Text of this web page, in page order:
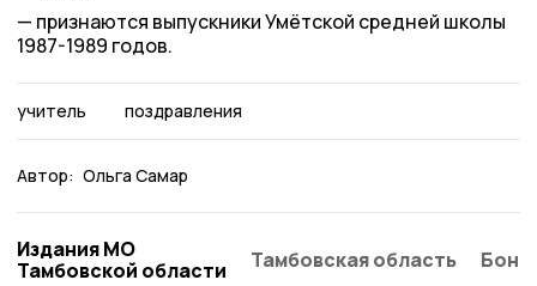
признаются выпускники Умётской средней школы
1987-1989 годов.
учитель поздравления
Автор: Ольга Самар
Издания МО
Тамбовской области
Тамбовская область